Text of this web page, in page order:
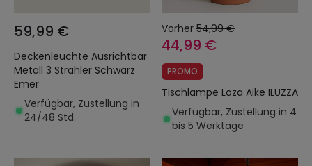
59,99 €
Deckenleuchte Ausrichtbar
Metall 3 Strahler Schwarz
Emer
Verfügbar, Zustellung in
24/48 Std.
Vorher 54,99 €
44,99 €
PROMO
Tischlampe Loza Aike ILUZZA
Verfügbar, Zustellung in 4
bis 5 Werktage